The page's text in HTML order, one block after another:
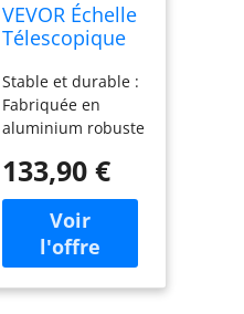
VEVOR Échelle
Télescopique
m, Escabeau
Extensible
Capacité 170
Stabilisatrice,
Échelle
Polyvalente
Pliable
Rétraction
Multi-Boutons,
Stable et durable :
Fabriquée en
aluminium robuste
connecteurs en
nylon pour une
durabilité accrue,
cette échelle
supporte jusqu'à
375 lb / 170 kg,
133,90 €